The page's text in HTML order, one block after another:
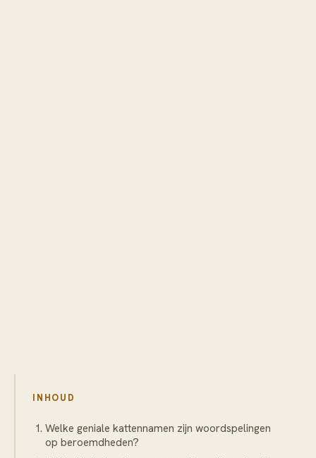
INHOUD
Welke geniale kattennamen zijn woordspelingen
op beroemdheden?